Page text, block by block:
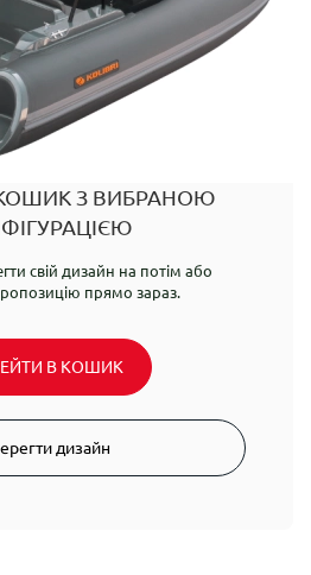
З ВИБРАНОЮ
свій дизайн на потім або
прямо зараз.
В КОШИК
дизайн